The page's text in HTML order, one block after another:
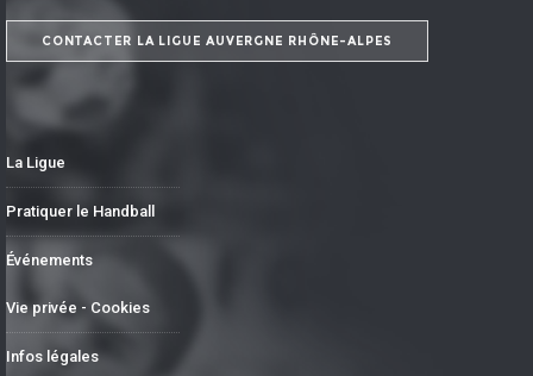
CONTACTER LA LIGUE AUVERGNE RHÔNE-ALPES
La Ligue
Pratiquer le Handball
Événements
Vie privée - Cookies
Infos légales